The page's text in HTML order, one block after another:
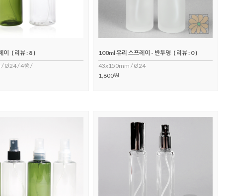
이
( 리뷰 : 8 )
Ø24 / 4종 /
100ml 유리 스프레이 - 반투명 ( 리뷰 : 0 )
43x150mm / Ø24
1,800원